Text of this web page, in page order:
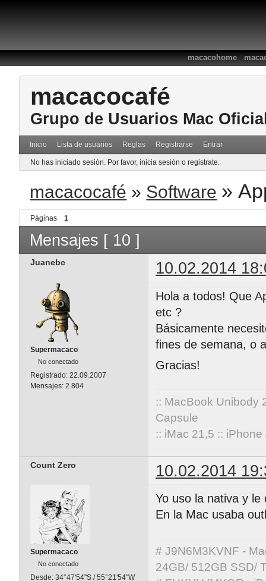
macacohome:
macacocafé
Grupo de Usuarios Mac
Inicio Lista de usuarios Reglas Registrarse Entrar
No has iniciado sesión. Por favor, inicia sesión o registrate.
macacocafé » Software »
Páginas 1
Mensajes [ 10 ]
Juanebc 10.02.2014
Supermacaco
No conectado
Registrado: 22.09.2007
Mensajes: 2.804
Hola a todos! Que
etc ?
Básicamente
fines de semana, o
Gracias!
:: MacBook Unibody
Capsule
:: iMac 21,5 ::
Count Zero 10.02.2014
Supermacaco
No conectado
Desde: 34°47'54"S / 55°21'54"W
Yo uso la nativa y le
En la Mac usaba
# J9N6M3KVNF -
24GB/ 512GB SSD/